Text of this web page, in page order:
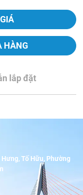
HÀNG
lắp đặt
Tố Hữu, Phường